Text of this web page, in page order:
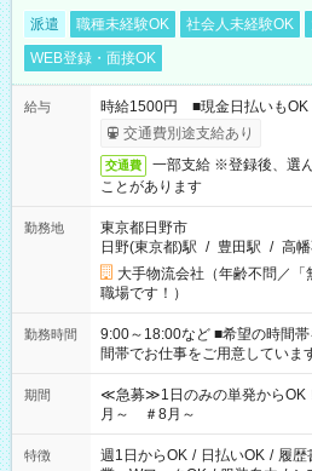
派遣 職種未経験OK 社会人未経験OK
WEB登録・面接OK
給与
時給1500円 ■現金日払いもOK
交通費別途支給あり
交通費
一部支給 ※登録後、選
ことがあります
勤務地
東京都日野市
日野(東京都)駅 / 豊田駅 / 高
大手物流会社（年齢不問／
職場です！）
勤務時間
9:00～18:00など ■希望の時間帯を選べます
間帯でお仕事をご用意していま
17:00～22:00 13:00～22:00
期間
≪急募≫1日のみの単発から
月～ ＃8月～
特徴 週1日からOK / 日払いOK / 履歴